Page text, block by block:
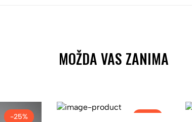
MOŽDA VAS ZANIMA
-25%